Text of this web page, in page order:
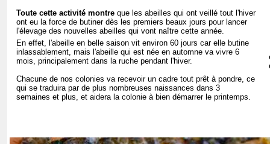
Toute cette activité montre que les abeilles qui ont veillé tout l'hiver
ont eu la force de butiner dès les premiers beaux jours pour lancer
l'élevage des nouvelles abeilles qui vont naître cette année.
En effet, l'abeille en belle saison vit environ 60 jours car elle butine
inlassablement, mais l'abeille qui est née en automne va vivre 6
mois, principalement dans la ruche pendant l'hiver.
Chacune de nos colonies va recevoir un cadre tout prêt à pondre, ce
qui se traduira par de plus nombreuses naissances dans 3
semaines et plus, et aidera la colonie à bien démarrer le printemps.